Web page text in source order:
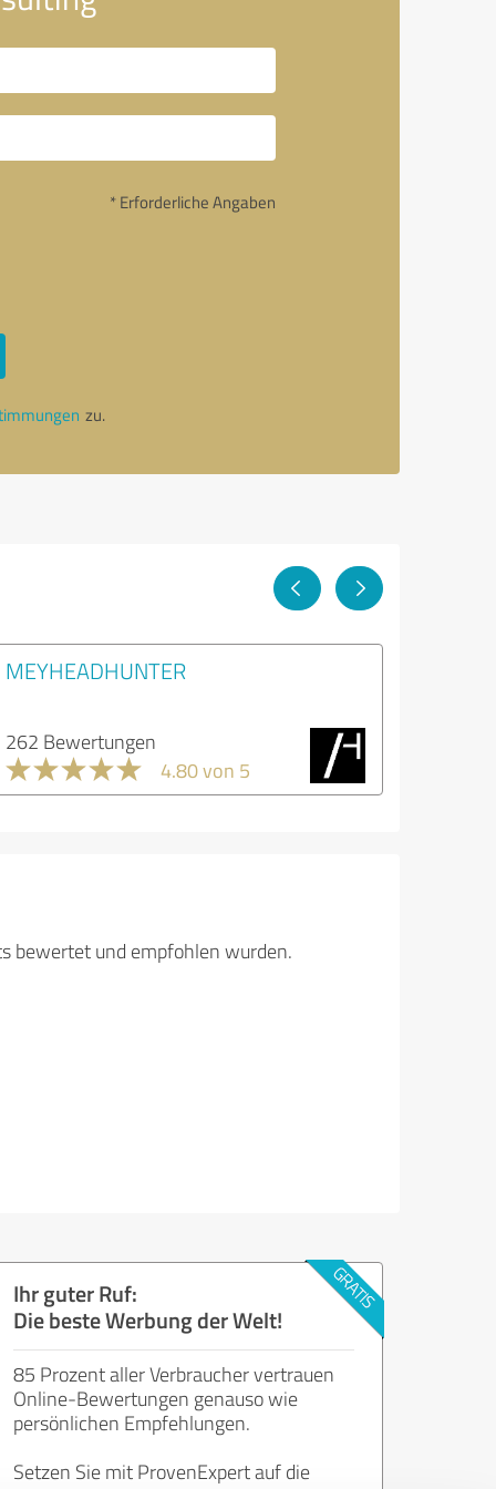
* Erforderliche Angaben
zu.
MEYHEADHUNTER
262 Bewertungen
4.80 von 5
bewertet und empfohlen wurden.
Ihr guter Ruf:
Die beste Werbung der Welt!
85 Prozent aller Verbraucher vertrauen
Online-Bewertungen genauso wie
persönlichen Empfehlungen.
Setzen Sie mit ProvenExpert auf die